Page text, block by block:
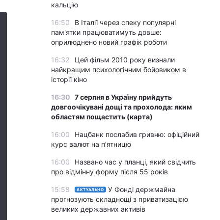
кальцію
16:50
В Італії через спеку популярні
пам'ятки працюватимуть довше:
оприлюднено новий графік роботи
16:32
Цей фільм 2010 року визнали
найкращим психологічним бойовиком в
історії кіно
16:30 7 серпня в Україну прийдуть
довгоочікувані дощі та прохолода: яким
областям пощастить (карта)
16:00
Нацбанк послабив гривню: офіційний
курс валют на п’ятницю
16:00
Названо час у планці, який свідчить
про відмінну форму після 55 років
15:58 АКТУАЛЬНО
У Фонді держмайна
прогнозують складнощі з приватизацією
великих державних активів